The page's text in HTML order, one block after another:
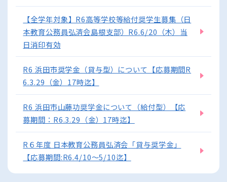
【全学年対象】R6高等学校等給付奨学生募集（日
本教育公務員弘済会島根支部）R6.6/20（木）当
日消印有効
R6 浜田市奨学金（貸与型）について【応募期間R
6.3.29（金）17時迄】
R6 浜田市山藤功奨学金について（給付型）【応
募期間：R6.3.29（金）17時迄】
R６年度 日本教育公務員弘済会「貸与奨学金」
【応募期間:R6.4/10～5/10迄】